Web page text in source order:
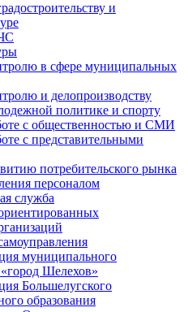
и
в сфере муниципальных
и делопроизводству
политике и спорту
с общественностью и СМИ
с представительными
потребительского рынка
персоналом
служба
муниципального
Шелехов»
Большелугского
образования